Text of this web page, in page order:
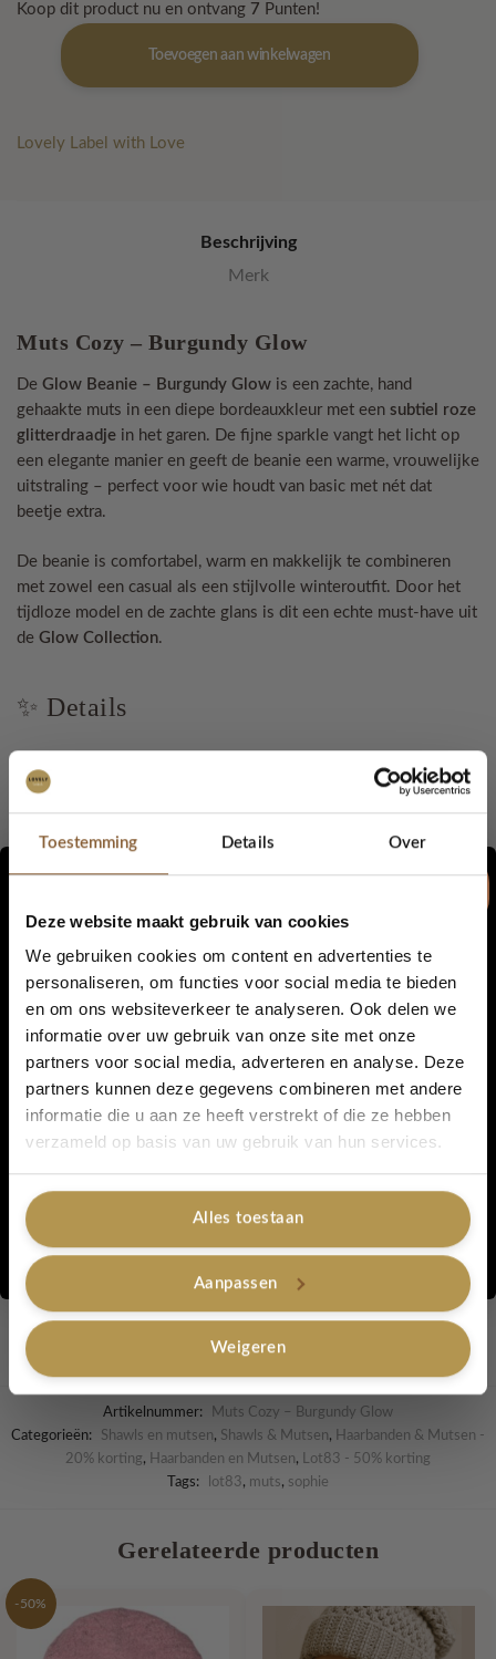
Toestemming Details Over
Deze website maakt gebruik van cookies
We gebruiken cookies om content en advertenties te
personaliseren, om functies voor social media te bieden
en om ons websiteverkeer te analyseren. Ook delen we
informatie over uw gebruik van onze site met onze
partners voor social media, adverteren en analyse. Deze
partners kunnen deze gegevens combineren met andere
informatie die u aan ze heeft verstrekt of die ze hebben
verzameld op basis van uw gebruik van hun services.
Alles toestaan
Aanpassen
Weigeren
Koop dit product nu en ontvang 7 Punten!
Glow
Toevoegen aan winkelwagen
Lovely Label with Love
Beschrijving
Merk
Muts Cozy – Burgundy Glow
De Glow Beanie – Burgundy Glow is een zachte, hand
gehaakte muts in een diepe bordeauxkleur met een subtiel roze
glitterdraadje in het garen. De fijne sparkle vangt het licht op
een elegante manier en geeft de beanie een warme, vrouwelijke
uitstraling – perfect voor wie houdt van basic met nét dat
beetje extra.
De beanie is comfortabel, warm en makkelijk te combineren
met zowel een casual als een stijlvolle winteroutfit. Door het
tijdloze model en de zachte glans is dit een echte must-have uit
de Glow Collection.
✨ Details
Diepe bordeauxkleur met subtiel roze glitterdraadje
Zacht & comfortabel draagcomfort
strak model
🎁 Stylingtip
Combineer deBurgundy Glowmet neutrale tinten zoals beige,
crème of grijs voor een zachte look, of draag ‘m bij een donkere
jas voor een warme, luxe uitstraling.
Reiniging:
Merk:
Artikelnummer:
Muts Cozy – Burgundy Glow
Categorieën:
Shawls en mutsen, Shawls & Mutsen, Haarbanden & Mutsen -
20% korting, Haarbanden en Mutsen, Lot83 - 50% korting
Tags:
lot83, muts, sophie
Gerelateerde producten
-50%
5% korting...
Ja, graag!
Nee, bedankt